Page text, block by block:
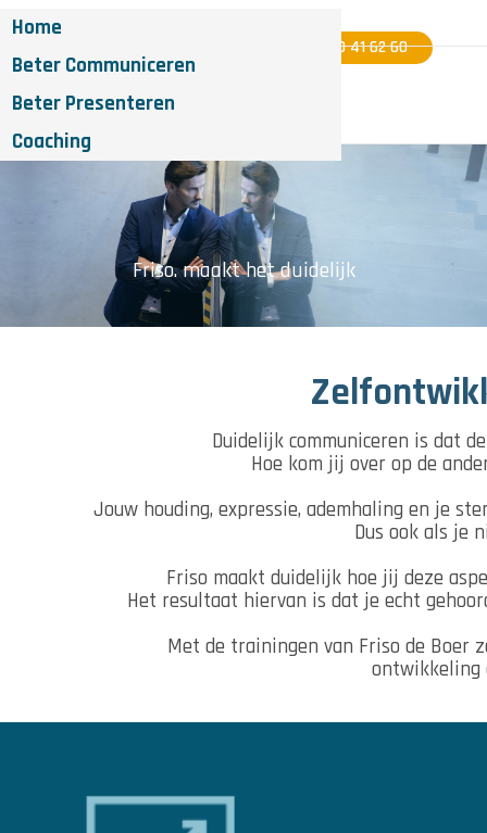
06 - 40 41 62 60
Home
Beter Communiceren
Beter Presenteren
Coaching
Friso. maakt het duidelijk
Duidelijk communiceren is dat
Hoe kom jij over op de
Jouw houding, expressie, ademhaling en je
Dus ook als je
Friso maakt duidelijk hoe jij deze
Het resultaat hiervan is dat je echt
Met de trainingen van Friso de Boer
ontwikkeling